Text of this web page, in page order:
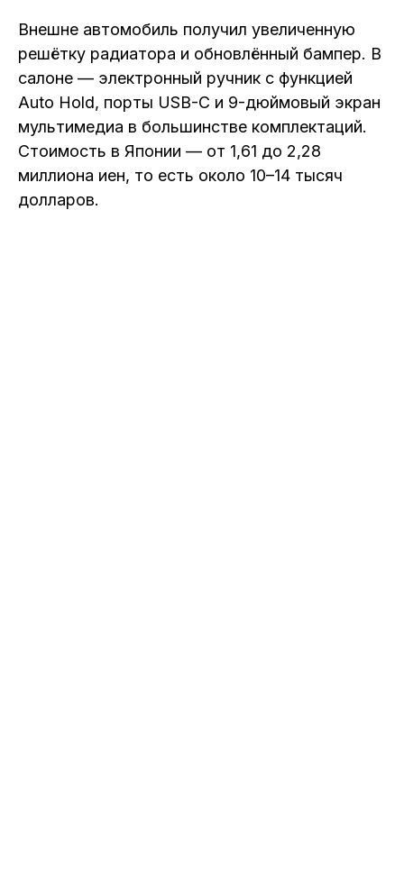
Внешне автомобиль получил увеличенную
решётку радиатора и обновлённый бампер. В
салоне — электронный ручник с функцией
Auto Hold, порты USB-C и 9-дюймовый экран
мультимедиа в большинстве комплектаций.
Стоимость в Японии — от 1,61 до 2,28
миллиона иен, то есть около 10–14 тысяч
долларов.